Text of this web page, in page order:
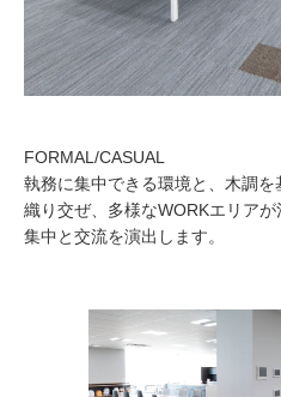
FORMAL/CASUAL
執務に集中できる環境と、⽊調
織り交ぜ、多様なWORKエリアが
集中と交流を演出します。